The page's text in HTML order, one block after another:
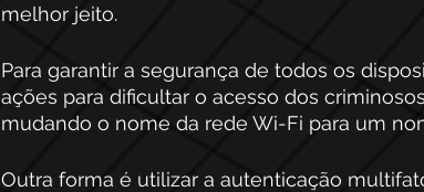
melhor jeito.
Para garantir a segurança de todos os
ações para dificultar o acesso dos
mudando o nome da rede Wi-Fi para um
Outra forma é utilizar a autenticação